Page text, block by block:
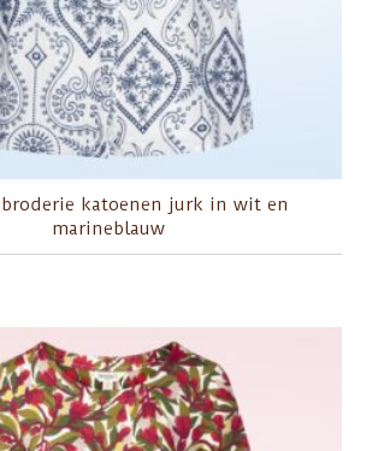
katoenen jurk in wit en
marineblauw